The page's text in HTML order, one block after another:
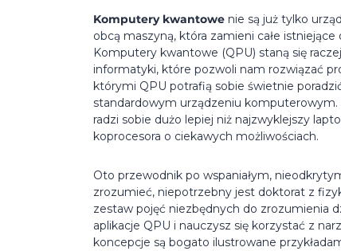
Komputery kwantowe nie są już tylko
obcą maszyną, która zamieni całe
Komputery kwantowe (QPU) staną się
informatyki, które pozwoli nam rozwiązać
którymi QPU potrafią sobie świetnie
standardowym urządzeniu
radzi sobie dużo lepiej niż najzwyklejszy
koprocesora o ciekawych możliwościach.
Oto przewodnik po wspaniałym,
zrozumieć, niepotrzebny jest doktorat z
zestaw pojęć niezbędnych do zrozumienia
aplikacje QPU i nauczysz się korzystać z
koncepcje są bogato ilustrowane